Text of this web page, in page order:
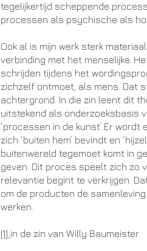
tegelijkertijd scheppende
processen als psychische als
Ook al is mijn werk sterk
verbinding met het menselijke.
schrijden tijdens het
zichzelf ontmoet, als mens. Dat
achtergrond. In die zin leent dit
uitstekend als onderzoeksbasis
‘processen in de kunst’.Er
zich ‘buiten hem’ bevindt en
buitenwereld tegemoet komt in
geven. Dit proces speelt zich zo
relevantie begint te verkrijgen.
om de producten de
werken.
[1] in de zin van Willy Baumeister